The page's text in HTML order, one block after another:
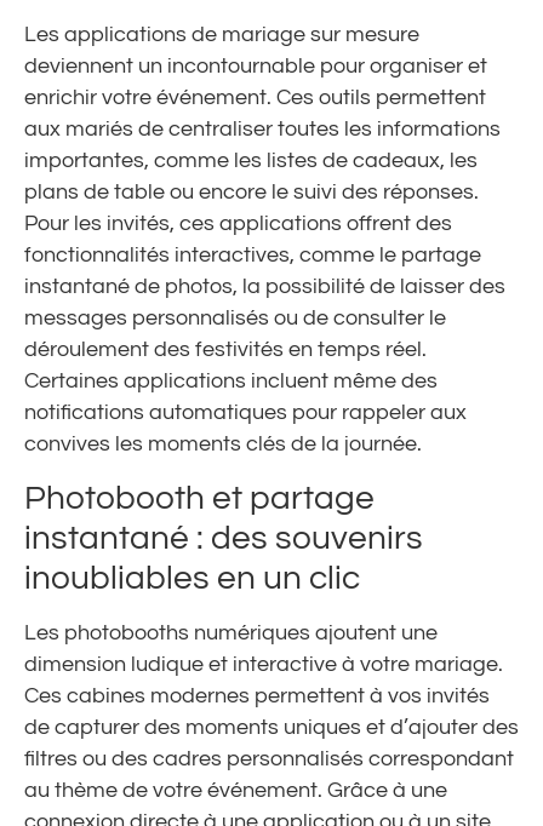
Les applications de mariage sur mesure
deviennent un incontournable pour organiser et
enrichir votre événement. Ces outils permettent
aux mariés de centraliser toutes les informations
importantes, comme les listes de cadeaux, les
plans de table ou encore le suivi des réponses.
Pour les invités, ces applications offrent des
fonctionnalités interactives, comme le partage
instantané de photos, la possibilité de laisser des
messages personnalisés ou de consulter le
déroulement des festivités en temps réel.
Certaines applications incluent même des
notifications automatiques pour rappeler aux
convives les moments clés de la journée.
Photobooth et partage
instantané : des souvenirs
inoubliables en un clic
Les photobooths numériques ajoutent une
dimension ludique et interactive à votre mariage.
Ces cabines modernes permettent à vos invités
de capturer des moments uniques et d’ajouter des
filtres ou des cadres personnalisés correspondant
au thème de votre événement. Grâce à une